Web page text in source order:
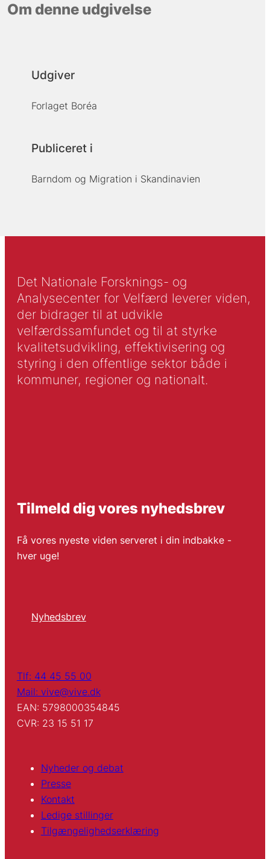
Om denne udgivelse
Udgiver
Forlaget Boréa
Publiceret i
Barndom og Migration i Skandinavien
Det Nationale Forsknings- og
Analysecenter for Velfærd leverer viden,
der bidrager til at udvikle
velfærdssamfundet og til at styrke
kvalitetsudvikling, effektivisering og
styring i den offentlige sektor både i
kommuner, regioner og nationalt.
Tilmeld dig vores nyhedsbrev
Få vores nyeste viden serveret i din indbakke -
hver uge!
Nyhedsbrev
Tlf: 44 45 55 00
Mail: vive@vive.dk
EAN: 5798000354845
CVR: 23 15 51 17
Nyheder og debat
Presse
Kontakt
Ledige stillinger
Tilgængelighedserklæring